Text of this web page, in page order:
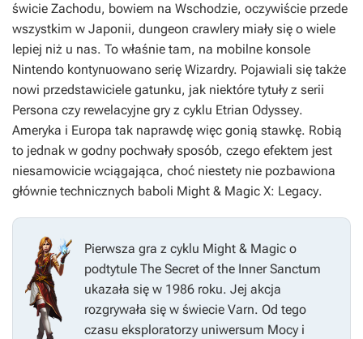
świcie Zachodu, bowiem na Wschodzie, oczywiście przede
wszystkim w Japonii, dungeon crawlery miały się o wiele
lepiej niż u nas. To właśnie tam, na mobilne konsole
Nintendo kontynuowano serię Wizardry. Pojawiali się także
nowi przedstawiciele gatunku, jak niektóre tytuły z serii
Persona czy rewelacyjne gry z cyklu Etrian Odyssey.
Ameryka i Europa tak naprawdę więc gonią stawkę. Robią
to jednak w godny pochwały sposób, czego efektem jest
niesamowicie wciągająca, choć niestety nie pozbawiona
głównie technicznych baboli Might & Magic X: Legacy.
Pierwsza gra z cyklu Might & Magic o
podtytuleThe Secret of the Inner Sanctum
ukazała się w 1986 roku. Jej akcja
rozgrywała się w świecie Varn. Od tego
czasu eksploratorzy uniwersum Mocy i